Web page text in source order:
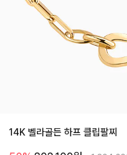
14K 벨라골든 하프 클립팔찌